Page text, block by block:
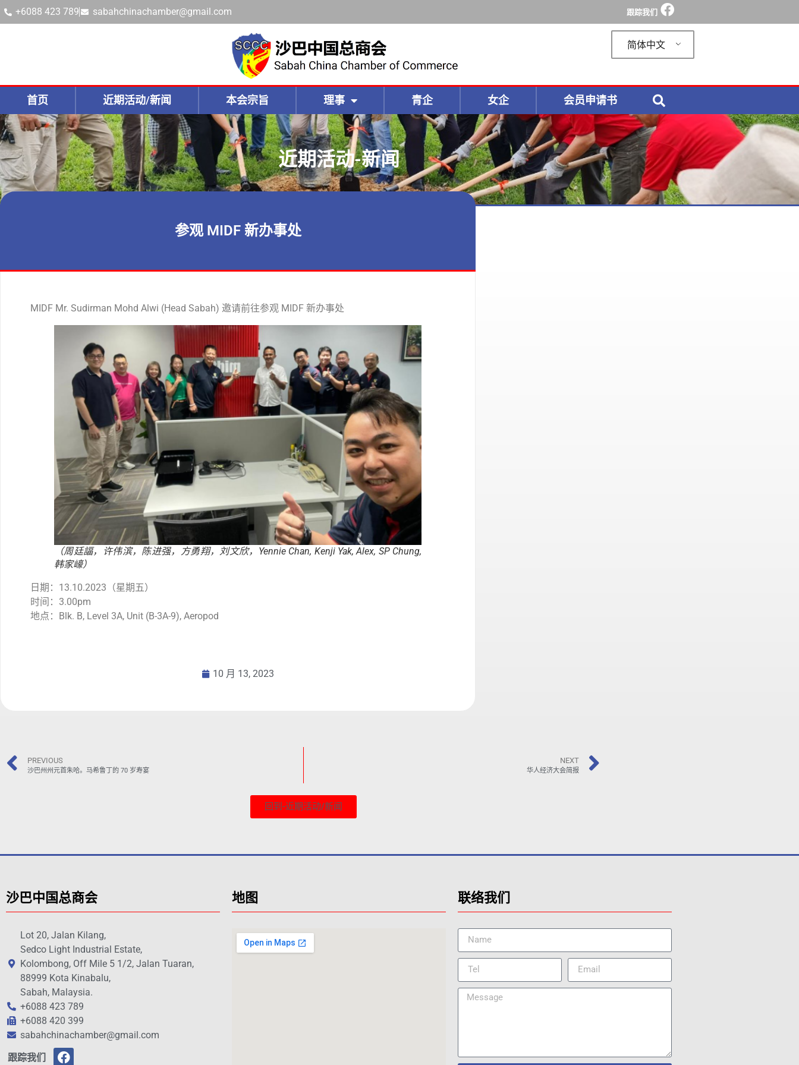
+6088 423 789 sabahchinachamber@gmail.com 跟踪我们
简体中文
首页 近期活动/新闻 本会宗旨 理事 青企 女企 会员申请书
近期活动-新闻
参观 MIDF 新办事处
MIDF Mr. Sudirman Mohd Alwi (Head Sabah) 邀请前往参观 MIDF 新办事处
（周廷諨，许伟滨，陈进强，方勇翔，刘文欣，Yennie Chan, Kenji Yak, Alex, SP Chung,
韩家㠙）
日期：13.10.2023（星期五）
时间：3.00pm
地点：Blk. B, Level 3A, Unit (B-3A-9), Aeropod
10 月 13, 2023
PREVIOUS
沙巴州州元首朱哈。马希鲁丁的 70 岁寿宴
NEXT
华人经济大会简报
回到-近期活动/新闻
沙巴中国总商会
Lot 20, Jalan Kilang,
Sedco Light Industrial Estate,
Kolombong, Off Mile 5 1/2, Jalan Tuaran,
88999 Kota Kinabalu,
Sabah, Malaysia.
+6088 423 789
+6088 420 399
sabahchinachamber@gmail.com
跟踪我们
地图 联络我们